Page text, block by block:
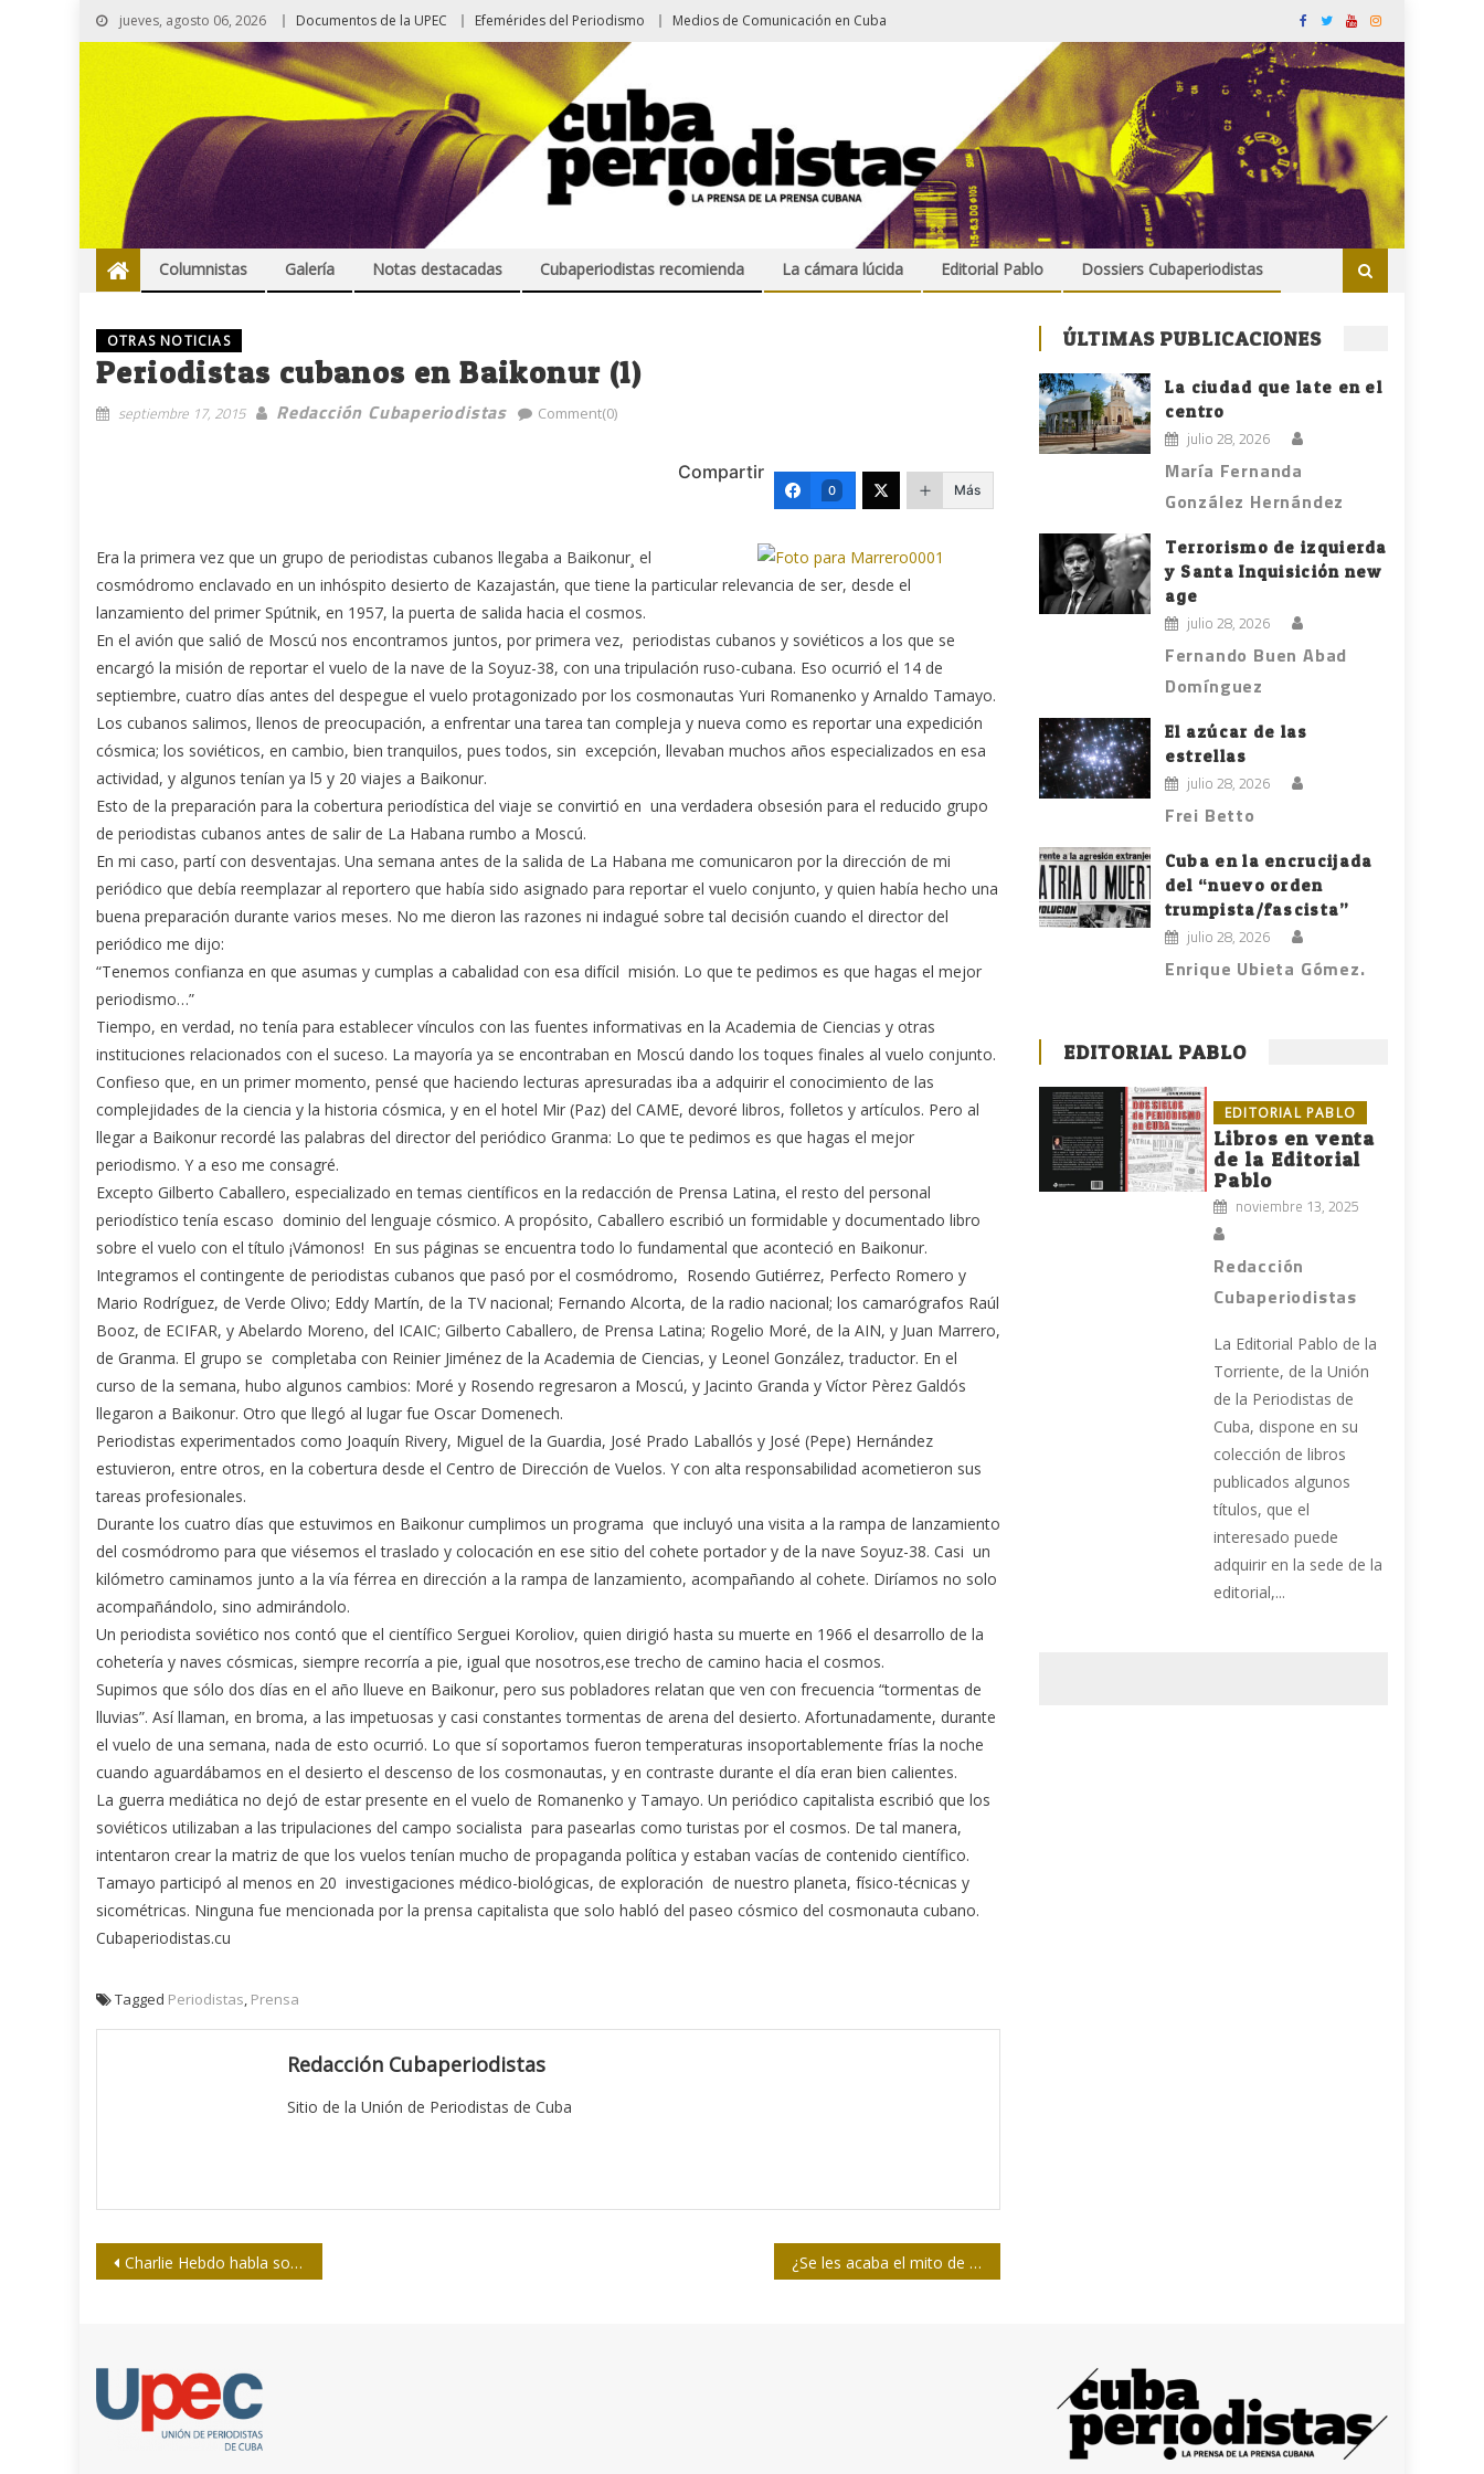
jueves, agosto 06, 2026 Documentos de la UPEC Efemérides del Periodismo Medios de Comunicación en Cuba
Columnistas Galería Notas destacadas Cubaperiodistas recomienda La cámara lúcida Editorial Pablo Dossiers Cubaperiodistas
OTRAS NOTICIAS
Periodistas cubanos en Baikonur (1)
septiembre 17, 2015 Redacción Cubaperiodistas Comment(0)
Compartir
0 Más
Era la primera vez que un grupo de periodistas cubanos llegaba a Baikonur¸ el
cosmódromo enclavado en un inhóspito desierto de Kazajastán, que tiene la particular relevancia de ser, desde el
lanzamiento del primer Spútnik, en 1957, la puerta de salida hacia el cosmos.
En el avión que salió de Moscú nos encontramos juntos, por primera vez, periodistas cubanos y soviéticos a los que se
encargó la misión de reportar el vuelo de la nave de la Soyuz-38, con una tripulación ruso-cubana. Eso ocurrió el 14 de
septiembre, cuatro días antes del despegue el vuelo protagonizado por los cosmonautas Yuri Romanenko y Arnaldo Tamayo.
Los cubanos salimos, llenos de preocupación, a enfrentar una tarea tan compleja y nueva como es reportar una expedición
cósmica; los soviéticos, en cambio, bien tranquilos, pues todos, sin excepción, llevaban muchos años especializados en esa
actividad, y algunos tenían ya l5 y 20 viajes a Baikonur.
Esto de la preparación para la cobertura periodística del viaje se convirtió en una verdadera obsesión para el reducido grupo
de periodistas cubanos antes de salir de La Habana rumbo a Moscú.
En mi caso, partí con desventajas. Una semana antes de la salida de La Habana me comunicaron por la dirección de mi
periódico que debía reemplazar al reportero que había sido asignado para reportar el vuelo conjunto, y quien había hecho una
buena preparación durante varios meses. No me dieron las razones ni indagué sobre tal decisión cuando el director del
periódico me dijo:
“Tenemos confianza en que asumas y cumplas a cabalidad con esa difícil misión. Lo que te pedimos es que hagas el mejor
periodismo…”
Tiempo, en verdad, no tenía para establecer vínculos con las fuentes informativas en la Academia de Ciencias y otras
instituciones relacionados con el suceso. La mayoría ya se encontraban en Moscú dando los toques finales al vuelo conjunto.
Confieso que, en un primer momento, pensé que haciendo lecturas apresuradas iba a adquirir el conocimiento de las
complejidades de la ciencia y la historia cósmica, y en el hotel Mir (Paz) del CAME, devoré libros, folletos y artículos. Pero al
llegar a Baikonur recordé las palabras del director del periódico Granma: Lo que te pedimos es que hagas el mejor
periodismo. Y a eso me consagré.
Excepto Gilberto Caballero, especializado en temas científicos en la redacción de Prensa Latina, el resto del personal
periodístico tenía escaso dominio del lenguaje cósmico. A propósito, Caballero escribió un formidable y documentado libro
sobre el vuelo con el título ¡Vámonos! En sus páginas se encuentra todo lo fundamental que aconteció en Baikonur.
Integramos el contingente de periodistas cubanos que pasó por el cosmódromo, Rosendo Gutiérrez, Perfecto Romero y
Mario Rodríguez, de Verde Olivo; Eddy Martín, de la TV nacional; Fernando Alcorta, de la radio nacional; los camarógrafos Raúl
Booz, de ECIFAR, y Abelardo Moreno, del ICAIC; Gilberto Caballero, de Prensa Latina; Rogelio Moré, de la AIN, y Juan Marrero,
de Granma. El grupo se completaba con Reinier Jiménez de la Academia de Ciencias, y Leonel González, traductor. En el
curso de la semana, hubo algunos cambios: Moré y Rosendo regresaron a Moscú, y Jacinto Granda y Víctor Pèrez Galdós
llegaron a Baikonur. Otro que llegó al lugar fue Oscar Domenech.
Periodistas experimentados como Joaquín Rivery, Miguel de la Guardia, José Prado Laballós y José (Pepe) Hernández
estuvieron, entre otros, en la cobertura desde el Centro de Dirección de Vuelos. Y con alta responsabilidad acometieron sus
tareas profesionales.
Durante los cuatro días que estuvimos en Baikonur cumplimos un programa que incluyó una visita a la rampa de lanzamiento
del cosmódromo para que viésemos el traslado y colocación en ese sitio del cohete portador y de la nave Soyuz-38. Casi un
kilómetro caminamos junto a la vía férrea en dirección a la rampa de lanzamiento, acompañando al cohete. Diríamos no solo
acompañándolo, sino admirándolo.
Un periodista soviético nos contó que el científico Serguei Koroliov, quien dirigió hasta su muerte en 1966 el desarrollo de la
cohetería y naves cósmicas, siempre recorría a pie, igual que nosotros,ese trecho de camino hacia el cosmos.
Supimos que sólo dos días en el año llueve en Baikonur, pero sus pobladores relatan que ven con frecuencia “tormentas de
lluvias”. Así llaman, en broma, a las impetuosas y casi constantes tormentas de arena del desierto. Afortunadamente, durante
el vuelo de una semana, nada de esto ocurrió. Lo que sí soportamos fueron temperaturas insoportablemente frías la noche
cuando aguardábamos en el desierto el descenso de los cosmonautas, y en contraste durante el día eran bien calientes.
La guerra mediática no dejó de estar presente en el vuelo de Romanenko y Tamayo. Un periódico capitalista escribió que los
soviéticos utilizaban a las tripulaciones del campo socialista para pasearlas como turistas por el cosmos. De tal manera,
intentaron crear la matriz de que los vuelos tenían mucho de propaganda política y estaban vacías de contenido científico.
Tamayo participó al menos en 20 investigaciones médico-biológicas, de exploración de nuestro planeta, físico-técnicas y
sicométricas. Ninguna fue mencionada por la prensa capitalista que solo habló del paseo cósmico del cosmonauta cubano.
Cubaperiodistas.cu
Tagged Periodistas, Prensa
Redacción Cubaperiodistas
Sitio de la Unión de Periodistas de Cuba
Navegación
Charlie Hebdo habla sobre su publicación sobre Aylan Kurdi ¿Se les acaba el mito de la censura a Internet en Cuba?
ÚLTIMAS PUBLICACIONES
La ciudad que late en el
centro
julio 28, 2026
María Fernanda
González Hernández
Terrorismo de izquierda
y Santa Inquisición new
age
julio 28, 2026
Fernando Buen Abad
Domínguez
El azúcar de las
estrellas
julio 28, 2026
Frei Betto
Cuba en la encrucijada
del “nuevo orden
trumpista/fascista”
julio 28, 2026
Enrique Ubieta Gómez.
EDITORIAL PABLO
EDITORIAL PABLO
Libros en venta
de la Editorial
Pablo
noviembre 13, 2025
Redacción
Cubaperiodistas
La Editorial Pablo de la
Torriente, de la Unión
de la Periodistas de
Cuba, dispone en su
colección de libros
publicados algunos
títulos, que el
interesado puede
adquirir en la sede de la
editorial,...